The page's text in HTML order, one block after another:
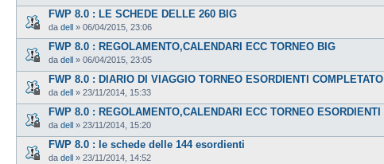
FWP 8.0 : LE SCHEDE DELLE 260 BIG
da dell » 06/04/2015, 23:06
FWP 8.0 : REGOLAMENTO,CALENDARI ECC TORNEO BIG
da dell » 06/04/2015, 23:05
FWP 8.0 : DIARIO DI VIAGGIO TORNEO ESORDIENTI COMPLETATO
da dell » 23/11/2014, 15:33
FWP 8.0 : REGOLAMENTO,CALENDARI ECC TORNEO ESORDIENTI
da dell » 23/11/2014, 15:20
FWP 8.0 : le schede delle 144 esordienti
da dell » 23/11/2014, 14:52